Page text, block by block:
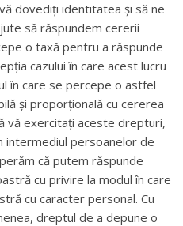
dovediți identitatea și să ne
să răspundem cererii
o taxă pentru a răspunde
cazului în care acest lucru
în care se percepe o astfel
și proporțională cu cererea
vă exercitați aceste drepturi,
intermediul persoanelor de
că putem răspunde
cu privire la modul în care
cu caracter personal. Cu
dreptul de a depune o